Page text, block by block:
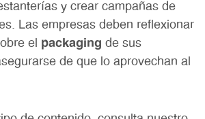
y crear campañas de
Las empresas deben reflexionar
el packaging de sus
de que lo aprovechan al